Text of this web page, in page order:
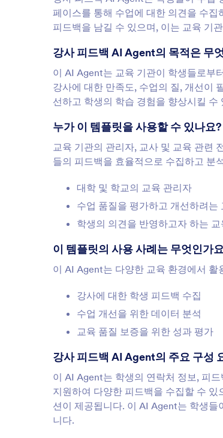
페이스를 통해 수업에 대한 의견을 수
피드백을 남길 수 있으며, 이는 교육 기
강사 피드백 AI Agent의 목적은 무
이 AI Agent는 교육 기관이 학생들로부
강사에 대한 만족도, 수업의 질, 개선이
선하고 학생의 학습 경험을 향상시킬 수
누가 이 템플릿을 사용할 수 있나요?
교육 기관의 관리자, 교사 및 교육 관련
들의 피드백을 효율적으로 수집하고 분
대학 및 학교의 교육 관리자
수업 품질을 평가하고 개선하려는
학생의 의견을 반영하고자 하는
이 템플릿의 사용 사례는 무엇인가
이 AI Agent는 다양한 교육 환경에서 활
강사에 대한 학생 피드백 수집
수업 개선을 위한 데이터 분석
교육 품질 보증을 위한 성과 평가
강사 피드백 AI Agent의 주요 구성
이 AI Agent는 학생의 연락처 정보, 피
지원하여 다양한 피드백을 수집할 수
션이 제공됩니다. 이 AI Agent는 학생
니다.